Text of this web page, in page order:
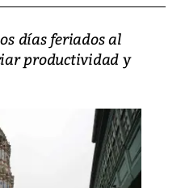
días feriados al
productividad y